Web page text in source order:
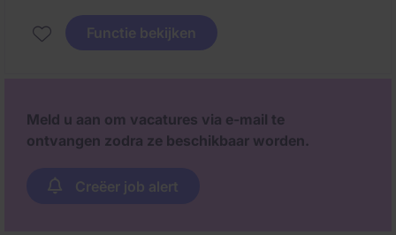
transportbeleid. Je ondersteunt de dagelijkse
transportactiviteiten, stuurt verbeterprojecten aan en
realiseren.
Functie bekijken
Meld u aan om vacatures via e-mail te
ontvangen zodra ze beschikbaar worden.
Creëer job alert